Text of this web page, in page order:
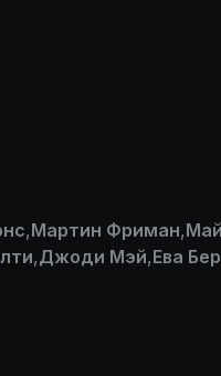
,Мартин Фриман,
,Джоди Мэй,Ева